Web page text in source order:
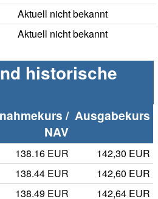
Aktuell nicht bekannt
Aktuell nicht bekannt
historische
/
NAV
Ausgabekurs
138.16 EUR
142,30 EUR
138.44 EUR
142,60 EUR
138.49 EUR
142,64 EUR